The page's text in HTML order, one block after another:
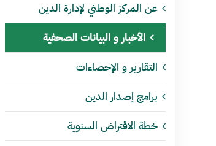
عن المركز الوطني لإدارة الدين
الأخبار و البيانات الصحفية
التقارير و الإحصاءات
برامج إصدار الدين
خطة الاقتراض السنوية